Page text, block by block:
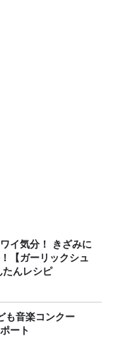
イ気分！ きざみに
【ガーリックシュ
たんレシピ
も音楽コンクー
ート